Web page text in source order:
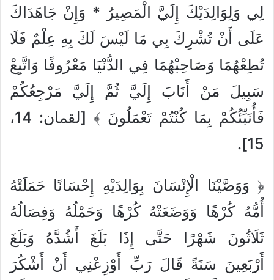
لِي وَلِوَالِدَيْكَ إِلَيَّ الْمَصِيرُ * وَإِنْ جَاهَدَاكَ
عَلَى أَنْ تُشْرِكَ بِي مَا لَيْسَ لَكَ بِهِ عِلْمٌ فَلَا
تُطِعْهُمَا وَصَاحِبْهُمَا فِي الدُّنْيَا مَعْرُوفًا وَاتَّبِعْ
سَبِيلَ مَنْ أَنَابَ إِلَيَّ ثُمَّ إِلَيَّ مَرْجِعُكُمْ
فَأُنَبِّئُكُمْ بِمَا كُنْتُمْ تَعْمَلُونَ ﴾ [لقمان: 14،
15].
﴿ وَوَصَّيْنَا الْإِنْسَانَ بِوَالِدَيْهِ إِحْسَانًا حَمَلَتْهُ
أُمُّهُ كُرْهًا وَوَضَعَتْهُ كُرْهًا وَحَمْلُهُ وَفِصَالُهُ
ثَلَاثُونَ شَهْرًا حَتَّى إِذَا بَلَغَ أَشُدَّهُ وَبَلَغَ
أَرْبَعِينَ سَنَةً قَالَ رَبِّ أَوْزِعْنِي أَنْ أَشْكُرَ